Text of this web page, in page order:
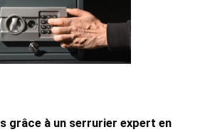
grâce à un serrurier expert en